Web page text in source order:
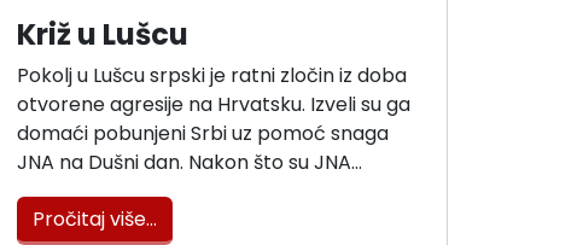
Križ u Lušcu
Pokolj u Lušcu srpski je ratni zločin iz doba
otvorene agresije na Hrvatsku. Izveli su ga
domaći pobunjeni Srbi uz pomoć snaga
JNA na Dušni dan. Nakon što su JNA…
Pročitaj više…